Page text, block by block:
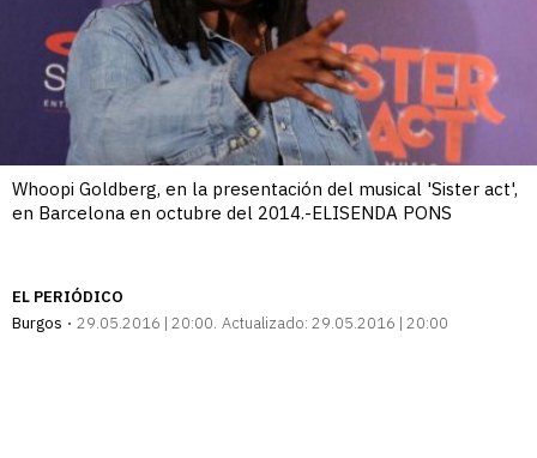
Whoopi Goldberg, en la presentación del musical 'Sister act',
en Barcelona en octubre del 2014.-ELISENDA PONS
EL PERIÓDICO
Burgos
29.05.2016 | 20:00 Actualizado: 29.05.2016 | 20:00